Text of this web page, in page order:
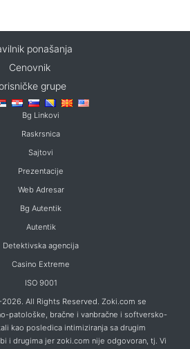
ponašanja
Cenovnik
grupe
Bg Linkovi
Raskrsnica
Sajtovi
Prezentacije
Web Adresar
Bg Autentik
Autentik
Detektivska agencija
Casino Extreme
ISO 9001
All Rights Reserved. Zoki.com se
patološke, bračne i vanbračne i softversko-
kao posledica intimiziranja sa drugim
i drugima jer zoki.com nije odgovoran, tj. Vi